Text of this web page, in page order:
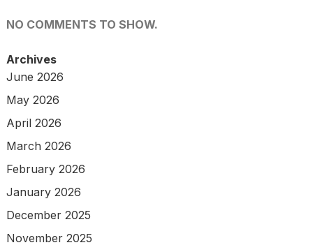
NO COMMENTS TO SHOW.
Archives
June 2026
May 2026
April 2026
March 2026
February 2026
January 2026
December 2025
November 2025